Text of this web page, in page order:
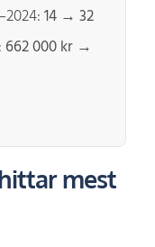
14 → 32
662 000 kr →
mest